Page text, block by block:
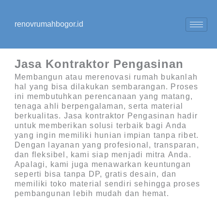
kontenrenovrumahbogor.id
Jasa Kontraktor Pengasinan
Membangun atau merenovasi rumah bukanlah
hal yang bisa dilakukan sembarangan. Proses
ini membutuhkan perencanaan yang matang,
tenaga ahli berpengalaman, serta material
berkualitas. Jasa kontraktor Pengasinan hadir
untuk memberikan solusi terbaik bagi Anda
yang ingin memiliki hunian impian tanpa ribet.
Dengan layanan yang profesional, transparan,
dan fleksibel, kami siap menjadi mitra Anda.
Apalagi, kami juga menawarkan keuntungan
seperti bisa tanpa DP, gratis desain, dan
memiliki toko material sendiri sehingga proses
pembangunan lebih mudah dan hemat.